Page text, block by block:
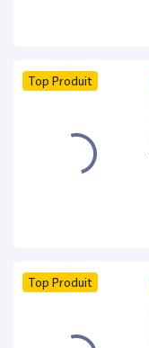
Top Produit
Top Produit